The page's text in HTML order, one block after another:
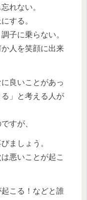
れない。
する。
子に乗らない。
人を笑顔に出来
良いことがあっ
」と考える人が
すが、
ましょう。
悪いことが起こ
こる！などと誰